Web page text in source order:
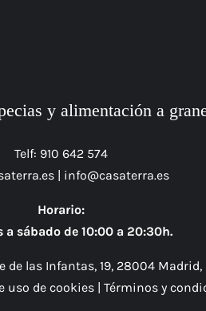
y alimentación a
Telf: 910 642 574
| info@casaterra.es
Horario:
a sábado de 10:00 a 20:30h.
de las Infantas, 19, 28004 Madrid,
uso de cookies | Términos y